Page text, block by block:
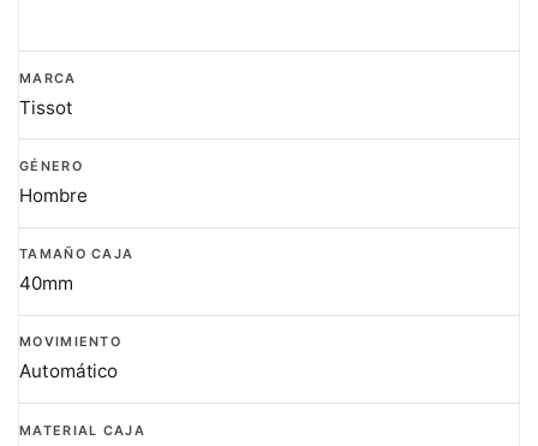
MARCA
Tissot
GÉNERO
Hombre
TAMAÑO CAJA
40mm
MOVIMIENTO
Automático
MATERIAL CAJA